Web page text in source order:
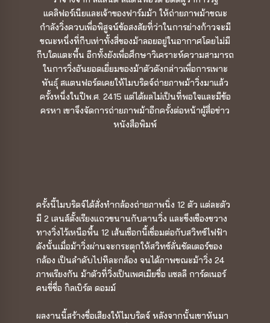
แคลิฟอร์เนียและเจ้าของฟาร์มม้า ให้ถ่ายภาพม้าขณะ
กำลังวิ่งควบเพื่อพิสูจน์ข้อสงสัยที่ว่าในการย่างก้าวจะมี
ขณะหนึ่งที่กีบเท่าทั้งสี่ของม้าลอยอยู่ในอากาศโดยไม่มี
กีบใดแตะพื้น อีกทั้งยังเพื่อศึกษาวิเคราะห์ความสามารถ
ในการวิ่งอันยอดเยี่ยมของม้าตัวดังกล่าวเพื่อการเพาะ
พันธุ์ สแตนฟอร์ดเคยให้ไมบริดจ์ถ่ายภาพม้าวิ่งมาแล้ว
ครั้งหนึ่งในปีพ.ศ. 2415 แต่ได้ผลไม่เป็นที่พอใจและมีข้อ
ครหา เขาจึงจัดการถ่ายภาพม้าอีกครั้งต่อหน้าผู้สื่อข่าว
หนังสือพิมพ์
ครั้งนี้ไมบริดจ์ได้สั่งทำกล้องถ่ายภาพนิ่ง 12 ตัว แต่ละตัว
มี 2 เลนส์ตั้งเรียงแถวขนานกับลานวิ่ง และขึงเชืองขวาง
ทางวิ่งไว้เหนือพื้น 12 เส้นเชือกนี้เชื่อมต่อกับสวิทซ์ไฟฟ้า
ดังนั้นเมื่อม้าวิ่งผ่านจะกระตุกให้สวิทซ์ลั่นชัดเตอร์ของ
กล้อง เป็นลำดับไปทีละกล้อง จนได้ภาพขณะม้าวิ่ง 24
ภาพเรียงกัน ม้าตัวที่วิ่งเป็นเพศเมียชื่อ แซลลี การ์ดเนอร์
คนขี่ชื่อ กิลเบิร์ต ดอมม์
ผลงานนี้สร้างชื่อเสียงให้ไมบริดจ์ หลังจากนั้นเขาหันมา